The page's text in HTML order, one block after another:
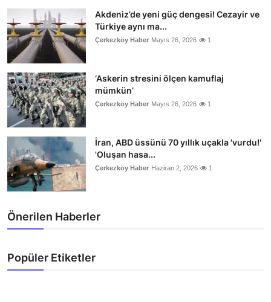
Akdeniz’de yeni güç dengesi! Cezayir ve
Türkiye aynı ma...
Çerkezköy Haber Mayıs 26, 2026 1
‘Askerin stresini ölçen kamuflaj
mümkün’
Çerkezköy Haber Mayıs 26, 2026 1
İran, ABD üssünü 70 yıllık uçakla 'vurdu!'
'Oluşan hasa...
Çerkezköy Haber Haziran 2, 2026 1
Önerilen Haberler
Popüler Etiketler